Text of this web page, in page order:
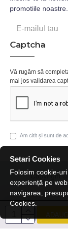
promotiile noastre.
Captcha
Vă rugăm să
mai jos validarea
Am citit și sunt de
Copyright
Setari Cookies
Folosim cookie-
experiență pe
navigarea,
Cookies.